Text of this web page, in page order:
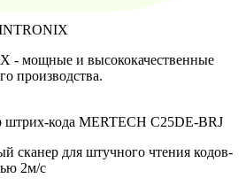
- мощные и высококачественные
производства.
кода MERTECH C25DE-BRJ
сканер для штучного чтения кодов-
2м/с